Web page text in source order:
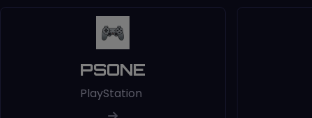
PSONE
PlayStation